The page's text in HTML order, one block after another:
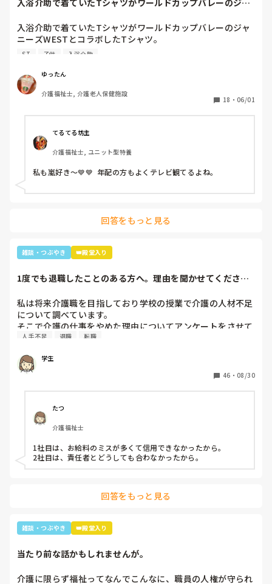
りたい気持ちが入り混じっています。
本当に情けない気持ちでいっぱいです。
入浴介助で着ていたTシャツがワールドカップバレーのジャ
入浴介助で着ていたTシャツがワールドカップバレーのジャ
ニーズWESTとコラボしたTシャツ。
暑いししんどいから、せめて好きなTシャツを着て介助しよ
別のフロアの利用者さん達で私はリフト浴の介助をしている
と「可愛いTシャツね☺️」と言われ「そうでしょ？去年のバ
レーボールの世界大会で好きなアイドル達が応援してて、グ
ーズ…(きっとWESTの読み方分からなかった)あなたジャニ
ーズが好きなのね😊」と。
大好きと伝えると「私もよ、あなた嵐は好き？」と聞かれ、
1番好きと伝えると利用者さんが嵐のメンバー3人の名前を言
っていき「後2人…。どないしよ、あと2人名前がでてけぇへ
んわ😩」と言うと近くの利用者さんが「櫻井くんと二宮くん
や」と😂😂
ムタクしか居ないこと、SMAPは解散してしまった事等伝え
言いやん😊」と(笑)
そこから利用者さんは「キムタクは工藤静香と結婚したんや
最初の嵐で私のジャニオタスイッチを破壊してきたので、入
員がその利用者さんに「この子にその話したら永遠に話すか
らあかんよ(笑)」と言われるほど(笑)
年齢や認知症の事を考えても、嵐のメンバー3人とキムタク
が誰と結婚したのか覚えていた事に驚きながらも嬉しかった
ST 子供 入浴介助
ゆったん
介護福祉士, 介護老人保健施設
18 ・ 06/01
てるてる坊主
介護福祉士, ユニット型特養
私も嵐好き～💙💙  年配の方もよくテレビ観てるよね。
回答をもっと見る
雑談・つぶやき 👑殿堂入り
1度でも退職したことのある方へ。理由を聞かせてくださ
私は将来介護職を目指しており学校の授業で介護の人材不足
について調べています。
そこで介護の仕事をやめた理由についてアンケートをさせて
いただきたいです。(賃金が低い、重労働、人間関係など)
などでも教えていただけると助かります。
ご協力お願いします🙇🏻‍♀️
人手不足 退職 転職
学生
46 ・ 08/30
たつ
介護福祉士
1社目は、お給料のミスが多くて信用できなかったから。
2社目は、責任者とどうしても合わなかったから。
回答をもっと見る
雑談・つぶやき 👑殿堂入り
当たり前な話かもしれませんが。
介護に限らず福祉ってなんでこんなに、職員の人権が守られ